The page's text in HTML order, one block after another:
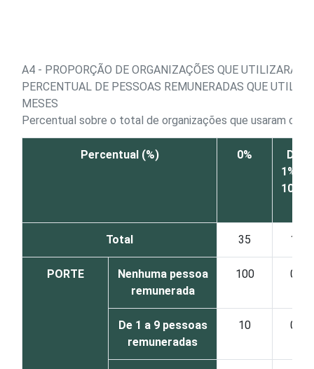
A4 - PROPORÇÃO DE ORGANIZAÇÕES QUE UTILIZARAM
PERCENTUAL DE PESSOAS REMUNERADAS QUE
MESES
Percentual sobre o total de organizações que usaram
Percentual (%) 0%
De
1% a
10%
Total 35 1
PORTE
Nenhuma pessoa
remunerada
100 0
De 1 a 9 pessoas
remuneradas
10 0